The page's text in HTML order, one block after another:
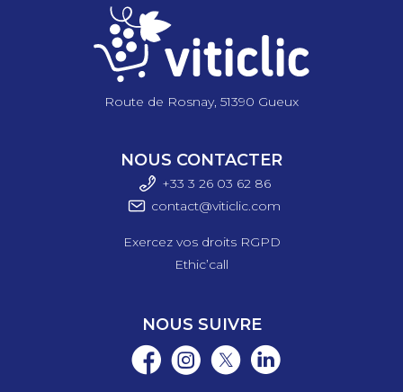
Route de Rosnay, 51390 Gueux
NOUS CONTACTER
+33 3 26 03 62 86
contact@viticlic.com
Exercez vos droits RGPD
Ethic’call
NOUS SUIVRE